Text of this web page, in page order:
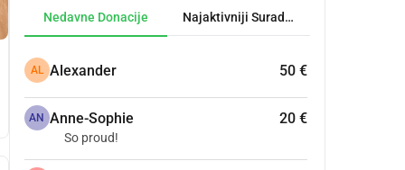
Nedavne Donacije Najaktivniji Suradnici
AL Alexander 50 €
AN Anne-Sophie 20 €
So proud!